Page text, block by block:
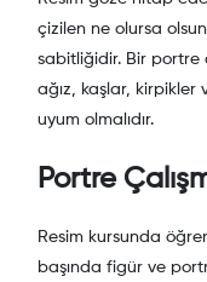
çizilen ne olursa
sabitliğidir. Bir portre
ağız, kaşlar,
uyum olmalıdır.
Portre
Resim kursunda
başında figür ve